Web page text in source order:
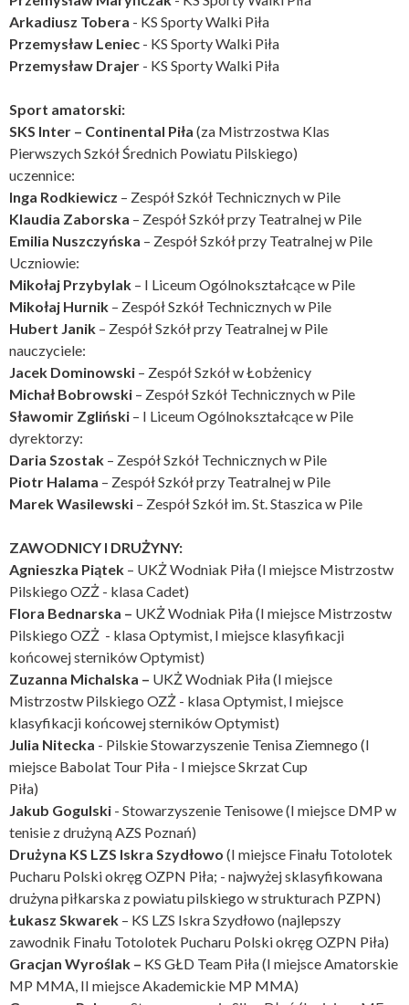
Arkadiusz Tobera - KS Sporty Walki Piła
Przemysław Leniec - KS Sporty Walki Piła
Przemysław Drajer - KS Sporty Walki Piła
Sport amatorski:
SKS Inter – Continental Piła (za Mistrzostwa Klas
Pierwszych Szkół Średnich Powiatu Pilskiego)
uczennice:
Inga Rodkiewicz – Zespół Szkół Technicznych w Pile
Klaudia Zaborska – Zespół Szkół przy Teatralnej w Pile
Emilia Nuszczyńska – Zespół Szkół przy Teatralnej w Pile
Uczniowie:
Mikołaj Przybylak – I Liceum Ogólnokształcące w Pile
Mikołaj Hurnik – Zespół Szkół Technicznych w Pile
Hubert Janik – Zespół Szkół przy Teatralnej w Pile
nauczyciele:
Jacek Dominowski – Zespół Szkół w Łobżenicy
Michał Bobrowski – Zespół Szkół Technicznych w Pile
Sławomir Zgliński – I Liceum Ogólnokształcące w Pile
dyrektorzy:
Daria Szostak – Zespół Szkół Technicznych w Pile
Piotr Halama – Zespół Szkół przy Teatralnej w Pile
Marek Wasilewski – Zespół Szkół im. St. Staszica w Pile
ZAWODNICY I DRUŻYNY:
Agnieszka Piątek – UKŻ Wodniak Piła (I miejsce Mistrzostw
Pilskiego OZŻ - klasa Cadet)
Flora Bednarska – UKŻ Wodniak Piła (I miejsce Mistrzostw
Pilskiego OZŻ - klasa Optymist, I miejsce klasyfikacji
końcowej sterników Optymist)
Zuzanna Michalska – UKŻ Wodniak Piła (I miejsce
Mistrzostw Pilskiego OZŻ - klasa Optymist, I miejsce
klasyfikacji końcowej sterników Optymist)
Julia Nitecka - Pilskie Stowarzyszenie Tenisa Ziemnego (I
miejsce Babolat Tour Piła - I miejsce Skrzat Cup
Piła)
Jakub Gogulski - Stowarzyszenie Tenisowe (I miejsce DMP w
tenisie z drużyną AZS Poznań)
Drużyna KS LZS Iskra Szydłowo (I miejsce Finału Totolotek
Pucharu Polski okręg OZPN Piła; - najwyżej sklasyfikowana
drużyna piłkarska z powiatu pilskiego w strukturach PZPN)
Łukasz Skwarek – KS LZS Iskra Szydłowo (najlepszy
zawodnik Finału Totolotek Pucharu Polski okręg OZPN Piła)
Gracjan Wyroślak – KS GŁD Team Piła (I miejsce Amatorskie
MP MMA, II miejsce Akademickie MP MMA)